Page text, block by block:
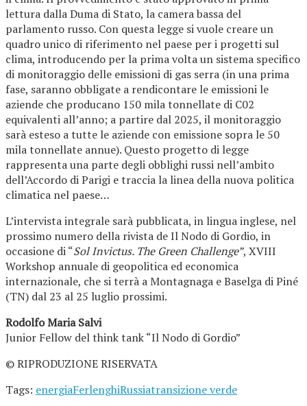
lettura dalla Duma di Stato, la camera bassa del
parlamento russo. Con questa legge si vuole creare un
quadro unico di riferimento nel paese per i progetti sul
clima, introducendo per la prima volta un sistema specifico
di monitoraggio delle emissioni di gas serra (in una prima
fase, saranno obbligate a rendicontare le emissioni le
aziende che producano 150 mila tonnellate di C02
equivalenti all’anno; a partire dal 2025, il monitoraggio
sarà esteso a tutte le aziende con emissione sopra le 50
mila tonnellate annue). Questo progetto di legge
rappresenta una parte degli obblighi russi nell’ambito
dell’Accordo di Parigi e traccia la linea della nuova politica
climatica nel paese…
L’intervista integrale sarà pubblicata, in lingua inglese, nel
prossimo numero della rivista de Il Nodo di Gordio, in
occasione di “Sol Invictus. The Green Challenge”, XVIII
Workshop annuale di geopolitica ed economica
internazionale, che si terrà a Montagnaga e Baselga di Piné
(TN) dal 23 al 25 luglio prossimi.
Rodolfo Maria Salvi
Junior Fellow del think tank “Il Nodo di Gordio”
© RIPRODUZIONE RISERVATA
Tags: energiaFerlenghiRussiatransizione verde